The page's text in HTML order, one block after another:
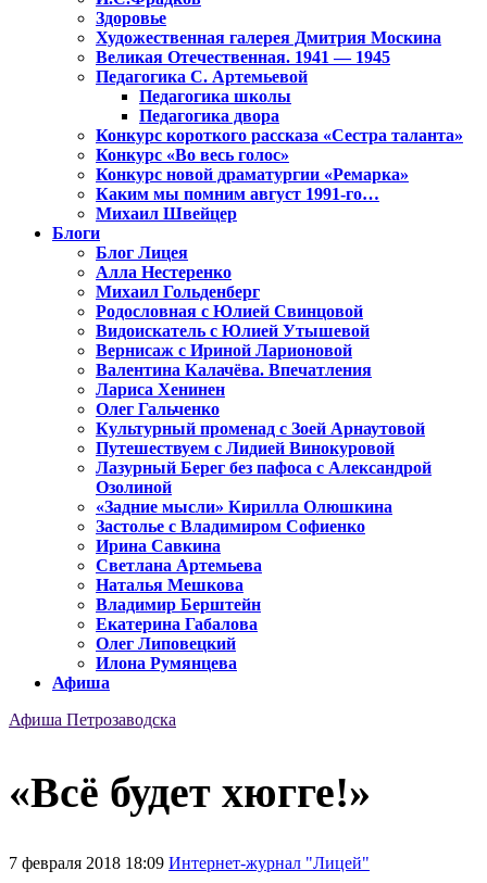
Здоровье
Художественная галерея Дмитрия Москина
Великая Отечественная. 1941 — 1945
Педагогика С. Артемьевой
Педагогика школы
Педагогика двора
Конкурс короткого рассказа «Сестра таланта»
Конкурс «Во весь голос»
Конкурс новой драматургии «Ремарка»
Каким мы помним август 1991-го…
Михаил Швейцер
Блоги
Блог Лицея
Алла Нестеренко
Михаил Гольденберг
Родословная с Юлией Свинцовой
Видоискатель с Юлией Утышевой
Вернисаж с Ириной Ларионовой
Валентина Калачёва. Впечатления
Лариса Хенинен
Олег Гальченко
Культурный променад с Зоей Арнаутовой
Путешествуем с Лидией Винокуровой
Лазурный Берег без пафоса с Александрой
Озолиной
«Задние мысли» Кирилла Олюшкина
Застолье с Владимиром Софиенко
Ирина Савкина
Светлана Артемьева
Наталья Мешкова
Владимир Берштейн
Екатерина Габалова
Олег Липовецкий
Илона Румянцева
Афиша
Афиша Петрозаводска
«Всё будет хюгге!»
7 февраля 2018 18:09 Интернет-журнал "Лицей"